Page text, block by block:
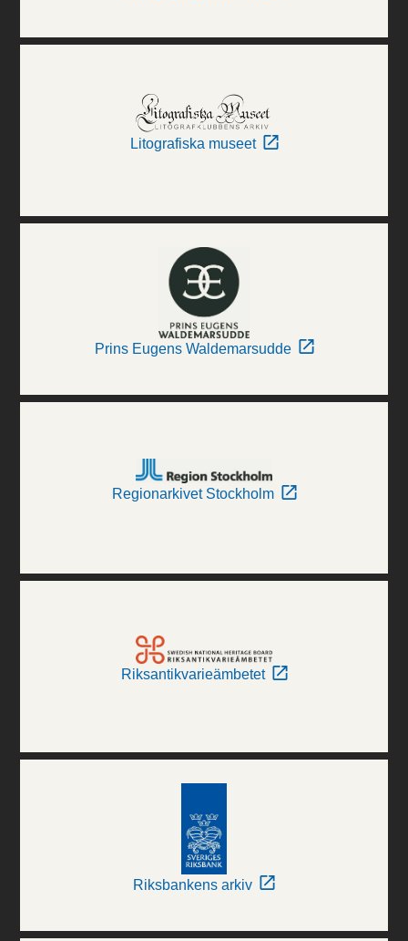
Litografiska museet
Prins Eugens Waldemarsudde
Regionarkivet Stockholm
Riksantikvarieämbetet
Riksbankens arkiv